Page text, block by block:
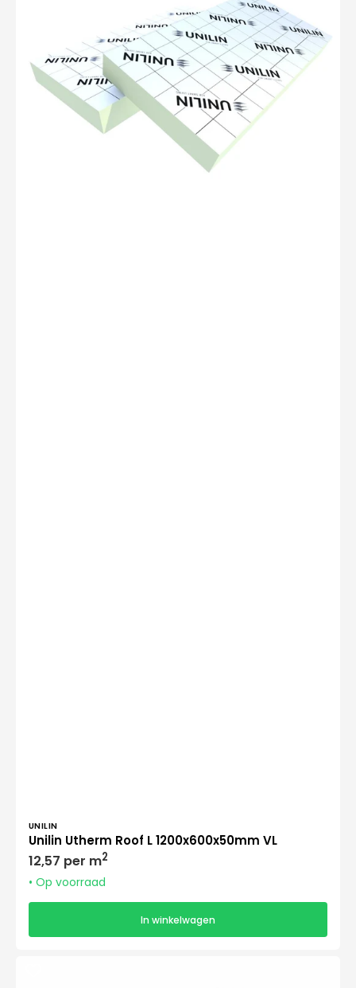
UNILIN
Unilin Utherm Roof L 1200x600x50mm VL
Normale
prijs
12,57 per m2
• Op voorraad
In winkelwagen